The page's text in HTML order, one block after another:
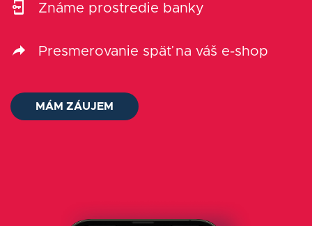
Kontakt
Známe prostredie banky
Presmerovanie späť na váš e-shop
MÁM ZÁUJEM